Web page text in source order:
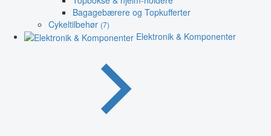
Bagagebærere og Topkufferter
Cykeltilbehør (7)
Elektronik & Komponenter